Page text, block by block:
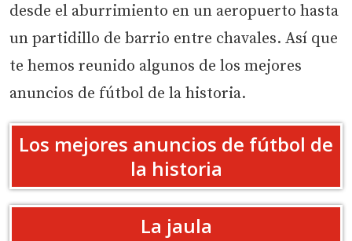
desde el aburrimiento en un aeropuerto hasta
un partidillo de barrio entre chavales. Así que
te hemos reunido algunos de los mejores
anuncios de fútbol de la historia.
Los mejores anuncios de fútbol de
la historia
La jaula